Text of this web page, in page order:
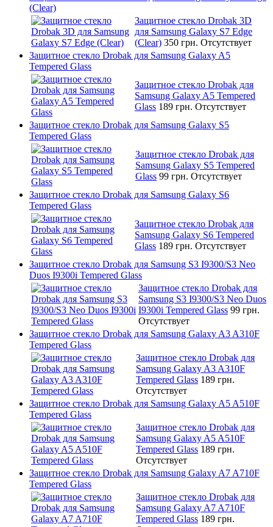
(Clear)
Защитное стекло Drobak 3D
для Samsung Galaxy S7 Edge
(Clear) 350 грн. Отсутствует
Защитное стекло Drobak для Samsung Galaxy A5
Tempered Glass
Защитное стекло Drobak для
Samsung Galaxy A5 Tempered
Glass 189 грн. Отсутствует
Защитное стекло Drobak для Samsung Galaxy S5
Tempered Glass
Защитное стекло Drobak для
Samsung Galaxy S5 Tempered
Glass 99 грн. Отсутствует
Защитное стекло Drobak для Samsung Galaxy S6
Tempered Glass
Защитное стекло Drobak для
Samsung Galaxy S6 Tempered
Glass 189 грн. Отсутствует
Защитное стекло Drobak для Samsung S3 I9300/S3 Neo
Duos I9300i Tempered Glass
Защитное стекло Drobak для
Samsung S3 I9300/S3 Neo Duos
I9300i Tempered Glass 99 грн.
Отсутствует
Защитное стекло Drobak для Samsung Galaxy A3 A310F
Tempered Glass
Защитное стекло Drobak для
Samsung Galaxy A3 A310F
Tempered Glass 189 грн.
Отсутствует
Защитное стекло Drobak для Samsung Galaxy A5 A510F
Tempered Glass
Защитное стекло Drobak для
Samsung Galaxy A5 A510F
Tempered Glass 189 грн.
Отсутствует
Защитное стекло Drobak для Samsung Galaxy A7 A710F
Tempered Glass
Защитное стекло Drobak для
Samsung Galaxy A7 A710F
Tempered Glass 189 грн.